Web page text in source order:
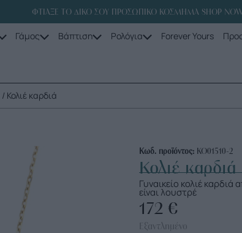
ΦΤΙΑΞΕ ΤΟ ΔΙΚΟ ΣΟΥ ΠΡΟΣΩΠΙΚΟ ΚΟΣΜΗΜΑ SHOP
Γάμος Βάπτιση Ρολόγια Forever Yours
/ Κολιέ καρδιά
Κωδ. προϊόντος: ΚΟ01510-2
Κολιέ καρδιά
Γυναικείο κολιέ
είναι λουστρέ
172 €
Εξαντλημένο